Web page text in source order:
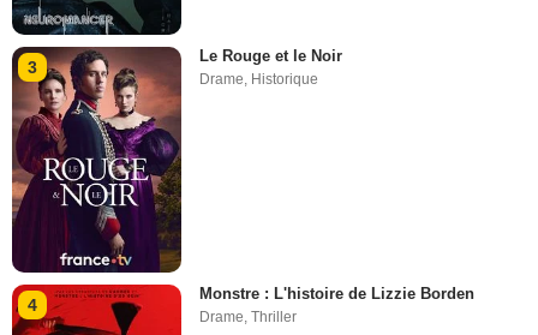
3
Le Rouge et le Noir
Drame, Historique
4
Monstre : L'histoire de Lizzie Borden
Drame,Thriller